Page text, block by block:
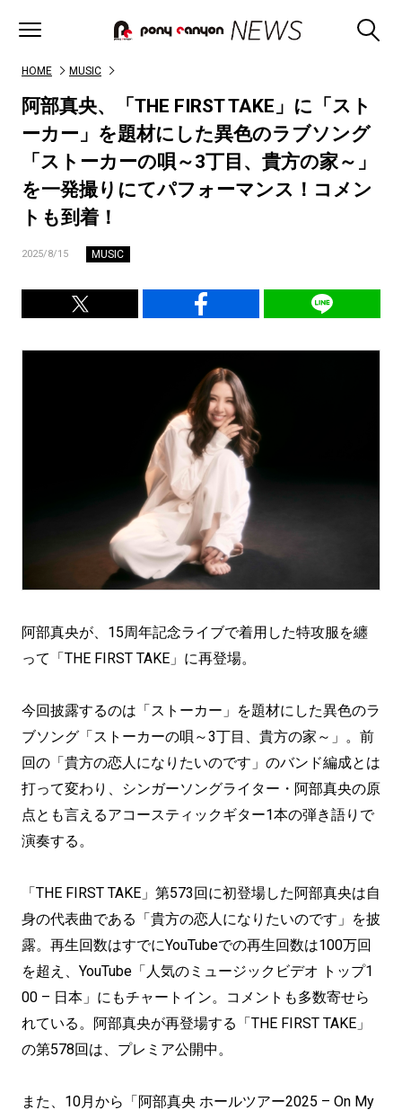
HOME MUSIC
阿部真央、「THE FIRST TAKE」に「スト
ーカー」を題材にした異色のラブソング
「ストーカーの唄～3丁目、貴方の家～」
を一発撮りにてパフォーマンス！コメン
トも到着！
2025/8/15 MUSIC
阿部真央が、15周年記念ライブで着用した特攻服を纏
って「THE FIRST TAKE」に再登場。
今回披露するのは「ストーカー」を題材にした異色のラ
ブソング「ストーカーの唄～3丁目、貴方の家～」。前
回の「貴方の恋人になりたいのです」のバンド編成とは
打って変わり、シンガーソングライター・阿部真央の原
点とも言えるアコースティックギター1本の弾き語りで
演奏する。
「THE FIRST TAKE」第573回に初登場した阿部真央は自
身の代表曲である「貴方の恋人になりたいのです」を披
露。再生回数はすでにYouTubeでの再生回数は100万回
を超え、YouTube「人気のミュージックビデオ トップ1
00 – 日本」にもチャートイン。コメントも多数寄せら
れている。阿部真央が再登場する「THE FIRST TAKE」
の第578回は、プレミア公開中。
また、10月から「阿部真央 ホールツアー2025 – On My